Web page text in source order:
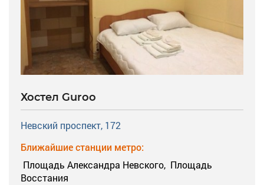
Хостел Guroo
Невский проспект, 172
Ближайшие станции метро:
Площадь Александра Невского, Площадь
Восстания